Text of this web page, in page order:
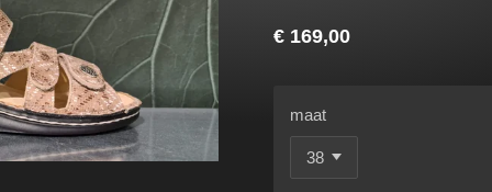
€ 169,00
maat